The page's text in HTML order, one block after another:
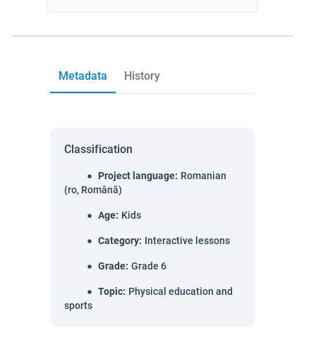
Metadata History
Classification
Project language: Romanian
(ro, Română)
Age: Kids
Category: Interactive lessons
Grade: Grade 6
Topic: Physical education and
sports